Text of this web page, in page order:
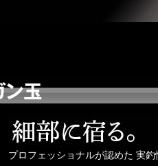
プロフェッショナルが認めた 実釣